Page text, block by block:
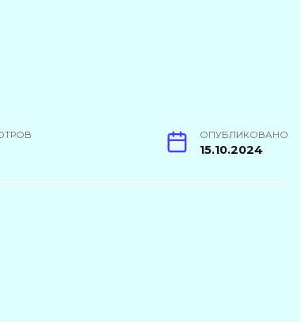
ОПУБЛИКОВАНО
15.10.2024